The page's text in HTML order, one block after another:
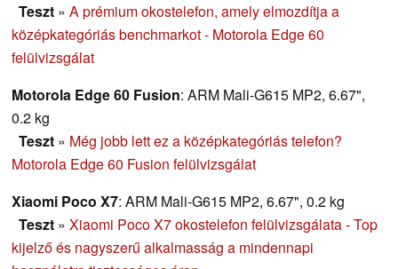
Teszt » A prémium okostelefon, amely elmozdítja a
középkategóriás benchmarkot - Motorola Edge 60
felülvizsgálat
Motorola Edge 60 Fusion: ARM Mali-G615 MP2, 6.67",
0.2 kg
Teszt » Még jobb lett ez a középkategóriás telefon?
Motorola Edge 60 Fusion felülvizsgálat
Xiaomi Poco X7: ARM Mali-G615 MP2, 6.67", 0.2 kg
Teszt » Xiaomi Poco X7 okostelefon felülvizsgálata - Top
kijelző és nagyszerű alkalmasság a mindennapi